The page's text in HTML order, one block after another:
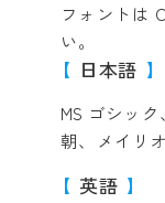
フォントは
い。
日本語
MS ゴシック
朝、メイリオ
英語